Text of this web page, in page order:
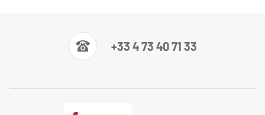
+33 4 73 40 71 33